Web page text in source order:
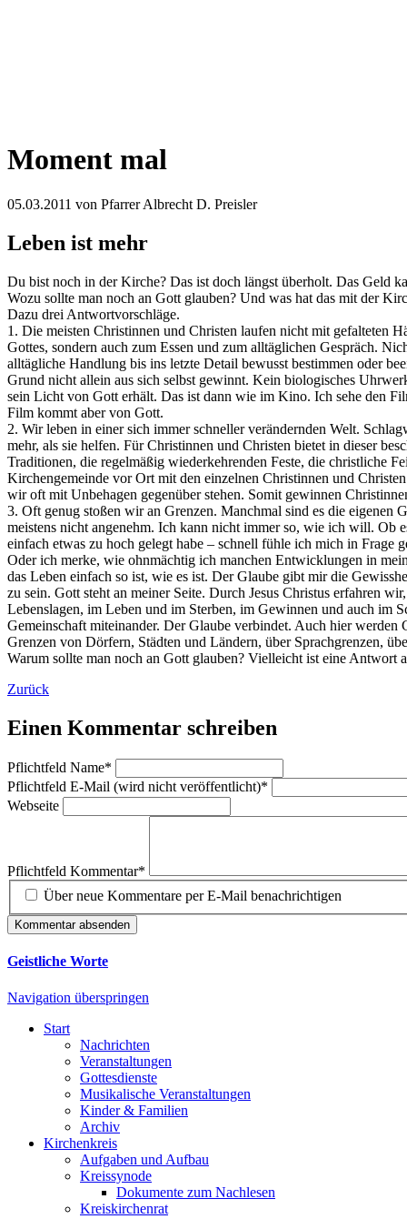
Moment mal
05.03.2011 von Pfarrer Albrecht D. Preisler
Leben ist mehr
Du bist noch in der Kirche? Das ist doch längst überholt. Das Geld
Wozu sollte man noch an Gott glauben? Und was hat das mit der
Dazu drei Antwortvorschläge.
1. Die meisten Christinnen und Christen laufen nicht mit gefalteten
Gottes, sondern auch zum Essen und zum alltäglichen Gespräch.
alltägliche Handlung bis ins letzte Detail bewusst bestimmen oder
Grund nicht allein aus sich selbst gewinnt. Kein biologisches
sein Licht von Gott erhält. Das ist dann wie im Kino. Ich sehe den
Film kommt aber von Gott.
2. Wir leben in einer sich immer schneller verändernden Welt.
mehr, als sie helfen. Für Christinnen und Christen bietet in dieser
Traditionen, die regelmäßig wiederkehrenden Feste, die christliche
Kirchengemeinde vor Ort mit den einzelnen Christinnen und
wir oft mit Unbehagen gegenüber stehen. Somit gewinnen
3. Oft genug stoßen wir an Grenzen. Manchmal sind es die eigenen
meistens nicht angenehm. Ich kann nicht immer so, wie ich will. Ob
einfach etwas zu hoch gelegt habe – schnell fühle ich mich in Frage
Oder ich merke, wie ohnmächtig ich manchen Entwicklungen in
das Leben einfach so ist, wie es ist. Der Glaube gibt mir die
zu sein. Gott steht an meiner Seite. Durch Jesus Christus erfahren
Lebenslagen, im Leben und im Sterben, im Gewinnen und auch im
Gemeinschaft miteinander. Der Glaube verbindet. Auch hier
Grenzen von Dörfern, Städten und Ländern, über Sprachgrenzen,
Warum sollte man noch an Gott glauben? Vielleicht ist eine
Zurück
Einen Kommentar schreiben
Pflichtfeld Name*
Pflichtfeld E-Mail (wird nicht veröffentlicht)*
Webseite
Pflichtfeld Kommentar*
Über neue Kommentare per E-Mail benachrichtigen
Kommentar absenden
Geistliche Worte
Navigation überspringen
Start
Nachrichten
Veranstaltungen
Gottesdienste
Musikalische Veranstaltungen
Kinder & Familien
Archiv
Kirchenkreis
Aufgaben und Aufbau
Kreissynode
Dokumente zum Nachlesen
Kreiskirchenrat